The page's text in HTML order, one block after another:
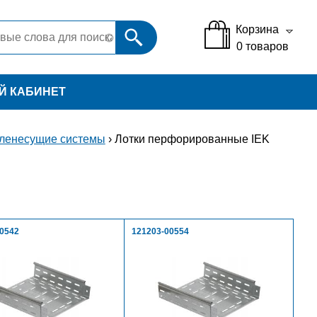
Корзина
0 товаров
КАБИНЕТ
системы › Лотки перфорированные IEK
121203-00554